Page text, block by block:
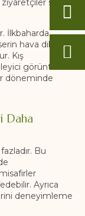
sakin
İlkbaharda
hava dikkat
Kış
görüntüler
döneminde
Daha
Bu
Ayrıca
deneyimleme